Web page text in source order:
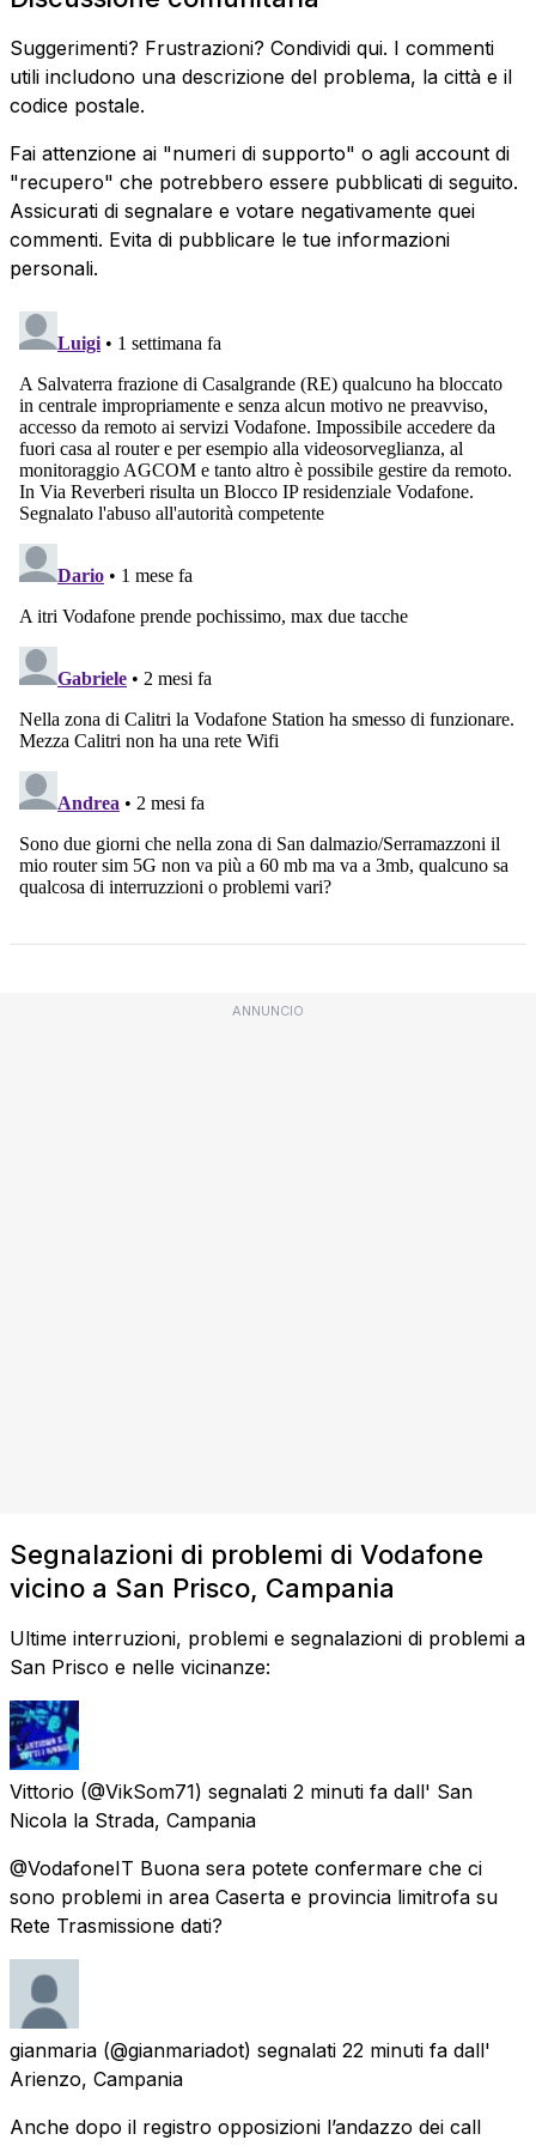
Suggerimenti? Frustrazioni? Condividi qui. I commenti
utili includono una descrizione del problema, la città e il
codice postale.
Fai attenzione ai "numeri di supporto" o agli account di
"recupero" che potrebbero essere pubblicati di seguito.
Assicurati di segnalare e votare negativamente quei
commenti. Evita di pubblicare le tue informazioni
personali.
ANNUNCIO
Segnalazioni di problemi di Vodafone
vicino a San Prisco, Campania
Ultime interruzioni, problemi e segnalazioni di problemi a
San Prisco e nelle vicinanze:
Vittorio (@VikSom71) segnalati 2 minuti fa dall' San
Nicola la Strada, Campania
@VodafoneIT Buona sera potete confermare che ci
sono problemi in area Caserta e provincia limitrofa su
Rete Trasmissione dati?
gianmaria (@gianmariadot) segnalati 22 minuti fa dall'
Arienzo, Campania
Anche dopo il registro opposizioni l’andazzo dei call